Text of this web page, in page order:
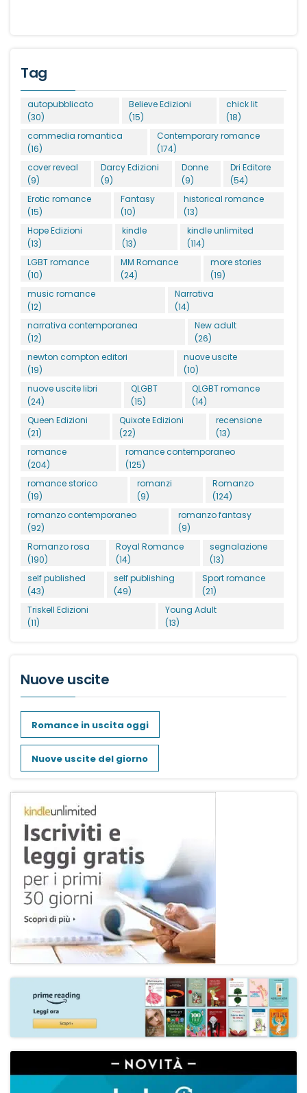
Tag
autopubblicato
(30)
Believe Edizioni
(15)
chick lit
(18)
commedia romantica
(16)
Contemporary romance
(174)
cover reveal
(9)
Darcy Edizioni
(9)
Donne
(9)
Dri Editore
(54)
Erotic romance
(15)
Fantasy
(10)
historical romance
(13)
Hope Edizioni
(13)
kindle
(13)
kindle unlimited
(114)
LGBT romance
(10)
MM Romance
(24)
more stories
(19)
music romance
(12)
Narrativa
(14)
narrativa contemporanea
(12)
New adult
(26)
newton compton editori
(19)
nuove uscite
(10)
nuove uscite libri
(24)
QLGBT
(15)
QLGBT romance
(14)
Queen Edizioni
(21)
Quixote Edizioni
(22)
recensione
(13)
romance
(204)
romance contemporaneo
(125)
romance storico
(19)
romanzi
(9)
Romanzo
(124)
romanzo contemporaneo
(92)
romanzo fantasy
(9)
Romanzo rosa
(190)
Royal Romance
(14)
segnalazione
(13)
self published
(43)
self publishing
(49)
Sport romance
(21)
Triskell Edizioni
(11)
Young Adult
(13)
Nuove uscite
Romance in uscita oggi
Nuove uscite del giorno